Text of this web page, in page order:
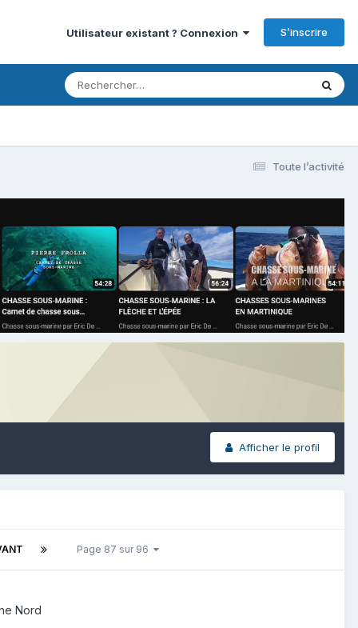
Utilisateur existant ? Connexion S’inscrire
Toute l’activité
Afficher le profil
Page 87 sur 96
Nord